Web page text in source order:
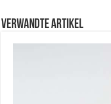
verwandte Artikel